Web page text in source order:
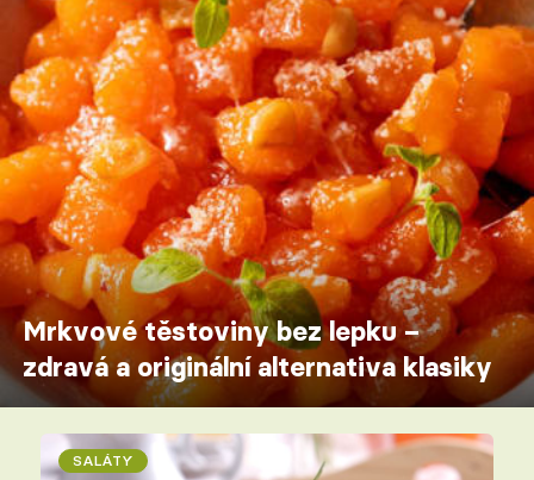
Mrkvové těstoviny bez lepku –
zdravá a originální alternativa klasiky
SALÁTY